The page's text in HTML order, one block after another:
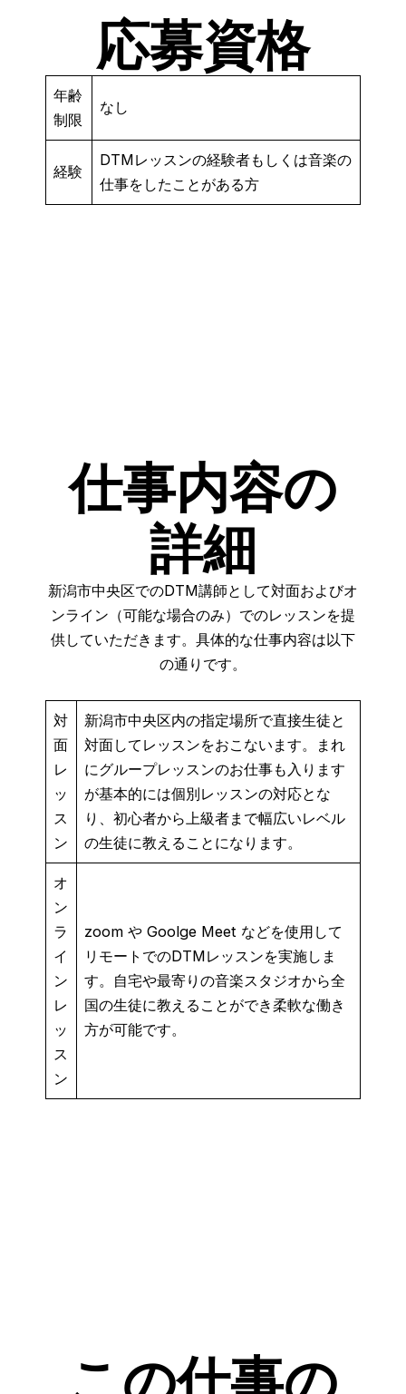
応募資格
年齢
制限
なし
経験
DTMレッスンの経験者もしくは音楽の
仕事をしたことがある方
仕事内容の
詳細
新潟市中央区でのDTM講師として対面およびオ
ンライン（可能な場合のみ）でのレッスンを提
供していただきます。具体的な仕事内容は以下
の通りです。
対
面
レ
ッ
ス
ン
新潟市中央区内の指定場所で直接生徒と
対面してレッスンをおこないます。まれ
にグループレッスンのお仕事も入ります
が基本的には個別レッスンの対応とな
り、初心者から上級者まで幅広いレベル
の生徒に教えることになります。
オ
ン
ラ
イ
ン
レ
ッ
ス
ン
zoom や Goolge Meet などを使用して
リモートでのDTMレッスンを実施しま
す。自宅や最寄りの音楽スタジオから全
国の生徒に教えることができ柔軟な働き
方が可能です。
この仕事の